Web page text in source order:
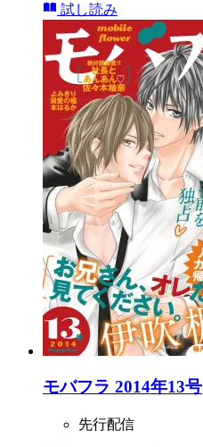
試し読み
モバフラ 2014年13号
先行配信